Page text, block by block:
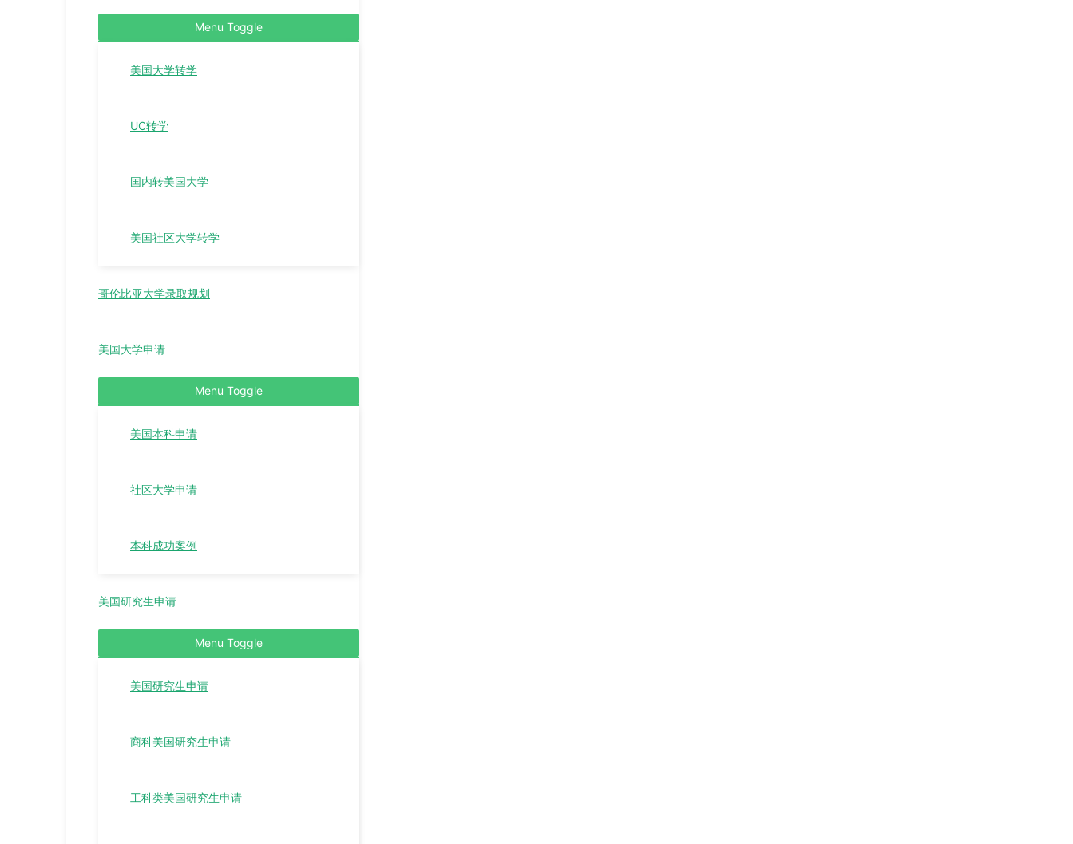
Menu Toggle
美国大学转学
UC转学
国内转美国大学
美国社区大学转学
哥伦比亚大学录取规划
美国大学申请
Menu Toggle
美国本科申请
社区大学申请
本科成功案例
美国研究生申请
Menu Toggle
美国研究生申请
商科美国研究生申请
工科类美国研究生申请